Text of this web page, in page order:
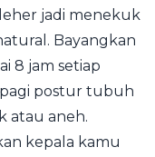
jadi menekuk
Bayangkan
8 jam setiap
postur tubuh
atau aneh.
kepala kamu